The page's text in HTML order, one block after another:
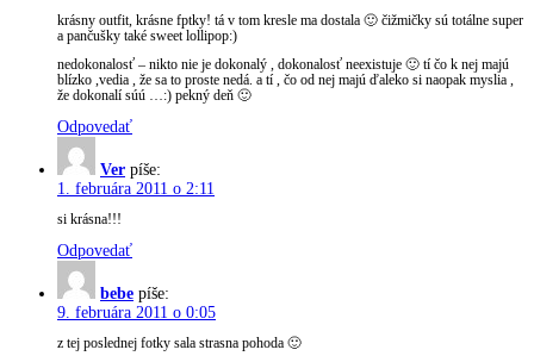
krásny outfit, krásne fptky! tá v tom kresle ma dostala 🙂 čižmičky sú totálne super
a pančušky také sweet lollipop:)
nedokonalosť – nikto nie je dokonalý , dokonalosť neexistuje 🙂 tí čo k nej majú
blízko ,vedia , že sa to proste nedá. a tí , čo od nej majú ďaleko si naopak myslia ,
že dokonalí súú …:) pekný deň 🙂
Odpovedať
Ver píše:
1. februára 2011 o 2:11
si krásna!!!
Odpovedať
bebe píše:
9. februára 2011 o 0:05
z tej poslednej fotky sala strasna pohoda 🙂